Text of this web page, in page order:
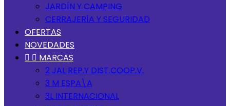
JARDÍN Y CAMPING
CERRAJERÍA Y SEGURIDAD
OFERTAS
NOVEDADES
  MARCAS
2 JAL REP.Y DIST.COOP.V.
3 M ESPA\A
3L INTERNACIONAL